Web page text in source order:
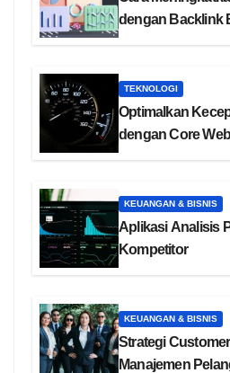
dengan Backlink
TEKNOLOGI
Optimalkan
dengan Core
KEUANGAN & BISNIS
Aplikasi Analisis
Kompetitor
KEUANGAN & BISNIS
Strategi
Manajemen